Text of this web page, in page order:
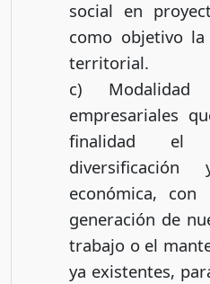
social en
como objetivo
territorial.
c) Modalidad
empresariales
finalidad el
diversificación
económica, con
generación de
trabajo o el
ya existentes,